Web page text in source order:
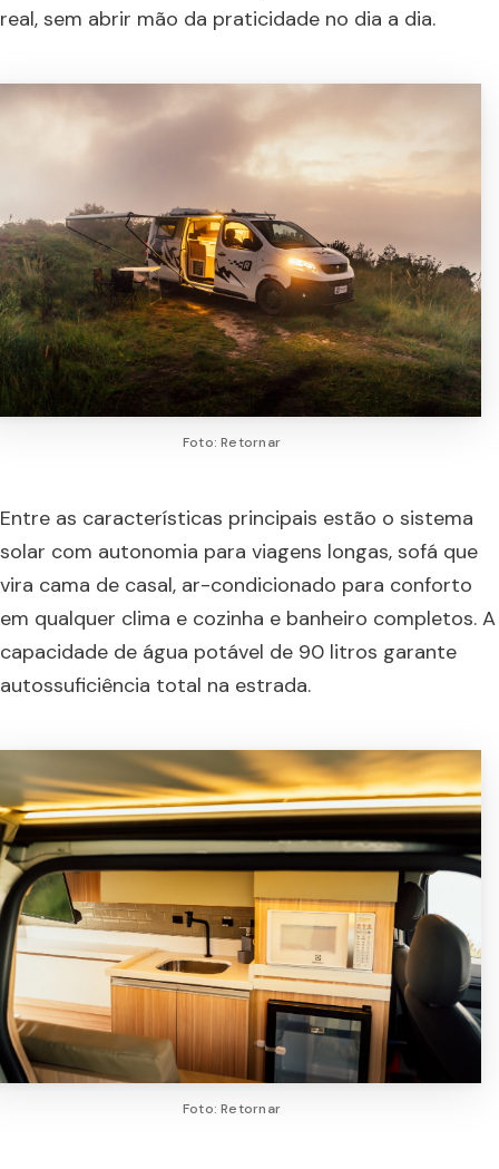
real, sem abrir mão da praticidade no dia a dia.
Foto: Retornar
Entre as características principais estão o sistema
solar com autonomia para viagens longas, sofá que
vira cama de casal, ar-condicionado para conforto
em qualquer clima e cozinha e banheiro completos. A
capacidade de água potável de 90 litros garante
autossuficiência total na estrada.
Foto: Retornar